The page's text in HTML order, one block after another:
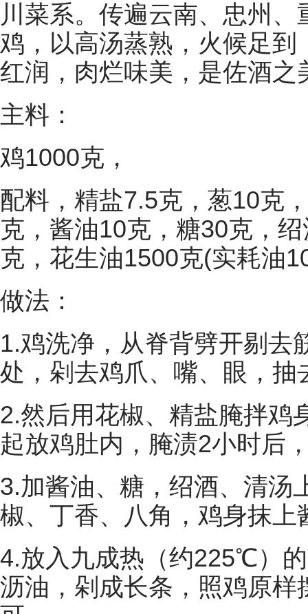
川菜系。传遍云南、忠州
鸡，以高汤蒸熟，火候足
红润，肉烂味美，是佐酒之
主料：
鸡1000克，
配料，精盐7.5克，葱10克
克，酱油10克，糖30克，
克，花生油1500克(实耗油
做法：
1.鸡洗净，从脊背劈开剔去
处，剁去鸡爪、嘴、眼，抽
2.然后用花椒、精盐腌拌鸡
起放鸡肚内，腌渍2小时后
3.加酱油、糖，绍酒、清汤
椒、丁香、八角，鸡身抹上
4.放入九成热（约225℃）
沥油，剁成长条，照鸡原